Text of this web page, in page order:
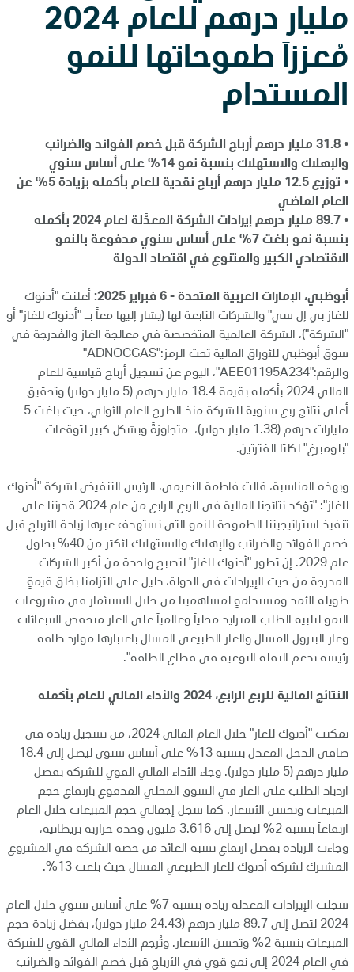
مليار درهم للعام 2024
مُعززاً طموحاتها للنمو
المستدام
•
31.8 مليار درهم أرباح الشركة قبل خصم الفوائد والضرائب
والإهلاك والاستهلاك بنسبة نمو 14% على أساس سنوي
•
توزيع 12.5 مليار درهم أرباح نقدية للعام بأكمله بزيادة 5% عن
العام الماضي
•
89.7 مليار درهم إيرادات الشركة المعدَّلة لعام 2024 بأكمله
بنسبة نمو بلغت 7% على أساس سنوي مدفوعة بالنمو
الاقتصادي الكبير والمتنوع في اقتصاد الدولة
أبوظبي، الإمارات العربية المتحدة - 6 فبراير 2025:
أعلنت "أدنوك
للغاز بي إل سي" والشركات التابعة لها (يشار إليها معاً بـ "أدنوك للغاز" أو
"الشركة")، الشركة العالمية المتخصصة في معالجة الغاز والمُدرجة في
سوق أبوظبي للأوراق المالية تحت الرمز:"ADNOCGAS"
والرقم:"AEE01195A234"، اليوم عن تسجيل أرباح قياسية للعام
المالي 2024 بأكمله بقيمة 18.4 مليار درهم (5 مليار دولار) وتحقيق
أعلى نتائج ربع سنوية للشركة منذ الطرح العام الأولي، حيث بلغت 5
مليارات درهم (1.38 مليار دولار)، متجاوزةً وبشكل كبير لتوقعات
"بلومبرغ" لكلتا الفترتين.
وبهذه المناسبة، قالت فاطمة النعيمي، الرئيس التنفيذي لشركة "أدنوك
للغاز": "تؤكد نتائجنا المالية في الربع الرابع من عام 2024 قدرتنا على
تنفيذ استراتيجيتنا الطموحة للنمو التي نستهدف عبرها زيادة الأرباح قبل
خصم الفوائد والضرائب والإهلاك والاستهلاك لأكثر من 40% بحلول
عام 2029. إن تطور "أدنوك للغاز" لتصبح واحدة من أكبر الشركات
المدرجة من حيث الإيرادات في الدولة، دليل على التزامنا بخلق قيمةٍ
طويلة الأمد ومستدامةٍ لمساهمينا من خلال الاستثمار في مشروعات
النمو لتلبية الطلب المتزايد محلياً وعالمياً على الغاز منخفض الانبعاثات
وغاز البترول المسال والغاز الطبيعي المسال باعتبارها موارد طاقة
رئيسة تدعم النقلة النوعية في قطاع الطاقة".
النتائج المالية للربع الرابع، 2024 والأداء المالي للعام بأكمله
تمكنت "أدنوك للغاز" خلال العام المالي 2024، من تسجيل زيادة في
صافي الدخل المعدل بنسبة 13% على أساس سنوي ليصل إلى 18.4
مليار درهم (5 مليار دولار). وجاء الأداء المالي القوي للشركة بفضل
ازدياد الطلب على الغاز في السوق المحلي المدفوع بارتفاع حجم
المبيعات وتحسن الأسعار. كما سجل إجمالي حجم المبيعات خلال العام
ارتفاعاً بنسبة 2% ليصل إلى 3.616 مليون وحدة حرارية بريطانية،
وجاءت الزيادة بفضل ارتفاع نسبة العائد من حصة الشركة في المشروع
المشترك لشركة أدنوك للغاز الطبيعي المسال حيث بلغت 13%.
سجلت الإيرادات المعدلة زيادة بنسبة 7% على أساس سنوي خلال العام
2024 لتصل إلى 89.7 مليار درهم (24.43 مليار دولار)، بفضل زيادة حجم
المبيعات بنسبة 2% وتحسن الأسعار. وتُرجم الأداء المالي القوي للشركة
في العام 2024 إلى نمو قوي في الأرباح قبل خصم الفوائد والضرائب